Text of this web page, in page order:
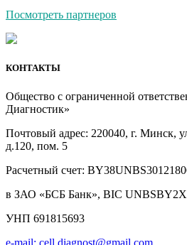
Посмотреть партнеров
КОНТАКТЫ
Общество с ограниченной
Диагностик»
Почтовый адрес: 220040, г. Минск,
д.120, пом. 5
Расчетный счет:
в ЗАО «БСБ Банк», BIC UNBSBY2X
УНП 691815693
e-mail: cell.diagnost@gmail.com